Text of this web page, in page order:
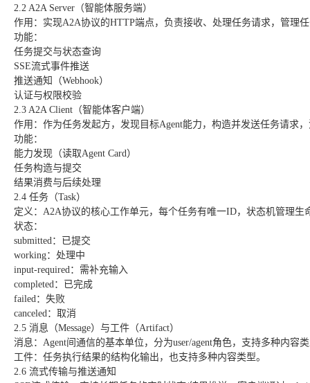
2.2 A2A Server（智能体服务端）
作用：实现A2A协议的HTTP端点，负责接收、处理任务请求，管理
功能：
任务提交与状态查询
SSE流式事件推送
推送通知（Webhook）
认证与权限校验
2.3 A2A Client（智能体客户端）
作用：作为任务发起方，发现目标Agent能力，构造并发送任务请求
功能：
能力发现（读取Agent Card）
任务构造与提交
结果消费与后续处理
2.4 任务（Task）
定义：A2A协议的核心工作单元，每个任务有唯一ID，状态机管理生
状态：
submitted：已提交
working：处理中
input-required：需补充输入
completed：已完成
failed：失败
canceled：取消
2.5 消息（Message）与工件（Artifact）
消息：Agent间通信的基本单位，分为user/agent角色，支持多种内容
工件：任务执行结果的结构化输出，也支持多种内容类型。
2.6 流式传输与推送通知